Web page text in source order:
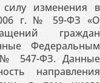
изменения в
г. № 59-ФЗ «О
граждан
Федеральным
№ 547-ФЗ. Данные
направления